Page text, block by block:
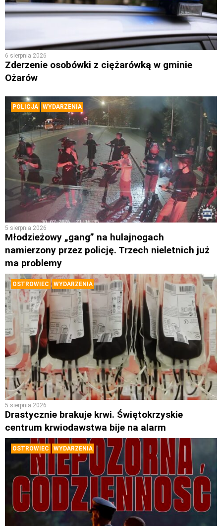
6 sierpnia 2026
Zderzenie osobówki z ciężarówką w gminie
Ożarów
POLICJA WYDARZENIA
5 sierpnia 2026
Młodzieżowy „gang” na hulajnogach
namierzony przez policję. Trzech nieletnich już
ma problemy
OSTROWIEC WYDARZENIA
5 sierpnia 2026
Drastycznie brakuje krwi. Świętokrzyskie
centrum krwiodawstwa bije na alarm
OSTROWIEC WYDARZENIA